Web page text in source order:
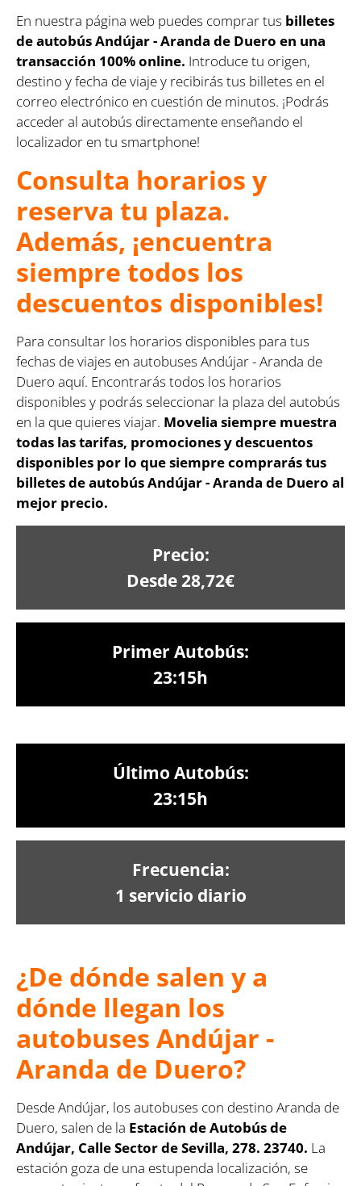
En nuestra página web puedes comprar tus billetes
de autobús Andújar - Aranda de Duero en una
transacción 100% online. Introduce tu origen,
destino y fecha de viaje y recibirás tus billetes en el
correo electrónico en cuestión de minutos. ¡Podrás
acceder al autobús directamente enseñando el
localizador en tu smartphone!
Consulta horarios y
reserva tu plaza.
Además, ¡encuentra
siempre todos los
descuentos disponibles!
Para consultar los horarios disponibles para tus
fechas de viajes en autobuses Andújar - Aranda de
Duero aquí. Encontrarás todos los horarios
disponibles y podrás seleccionar la plaza del autobús
en la que quieres viajar. Movelia siempre muestra
todas las tarifas, promociones y descuentos
disponibles por lo que siempre comprarás tus
billetes de autobús Andújar - Aranda de Duero al
mejor precio.
Precio:
Desde 28,72€
Primer Autobús:
23:15h
Último Autobús:
23:15h
Frecuencia:
1 servicio diario
¿De dónde salen y a
dónde llegan los
autobuses Andújar -
Aranda de Duero?
Desde Andújar, los autobuses con destino Aranda de
Duero, salen de la Estación de Autobús de
Andújar, Calle Sector de Sevilla, 278. 23740. La
estación goza de una estupenda localización, se